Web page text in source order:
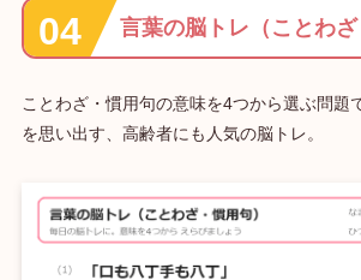
言葉の脳トレ（ことわざ
ことわざ・慣用句の意味を4つから選ぶ問題
を思い出す、高齢者にも人気の脳トレ。